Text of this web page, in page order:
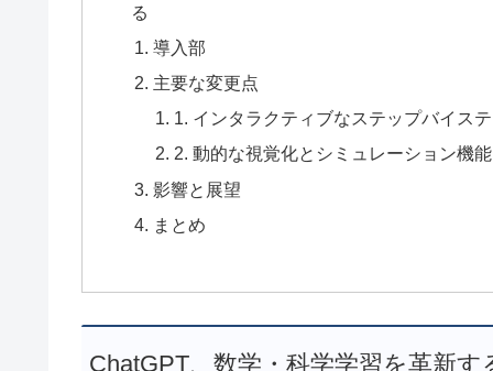
る
導入部
主要な変更点
1. インタラクティブなステップバイス
2. 動的な視覚化とシミュレーション機能
影響と展望
まとめ
ChatGPT、数学・科学学習を革新